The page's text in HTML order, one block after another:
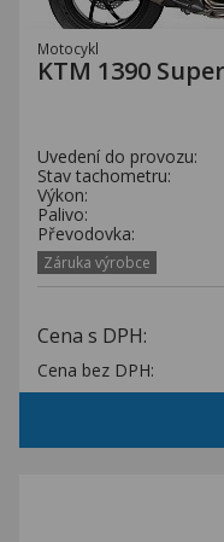
Motocykl
KTM 1390
Uvedení do provozu:
Stav tachometru:
Výkon:
Palivo:
Převodovka:
Záruka výrobce
Cena s DPH:
Cena bez DPH: